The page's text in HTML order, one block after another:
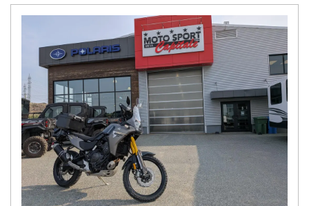
: